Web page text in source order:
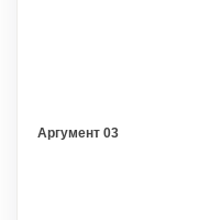
Аргумент 03